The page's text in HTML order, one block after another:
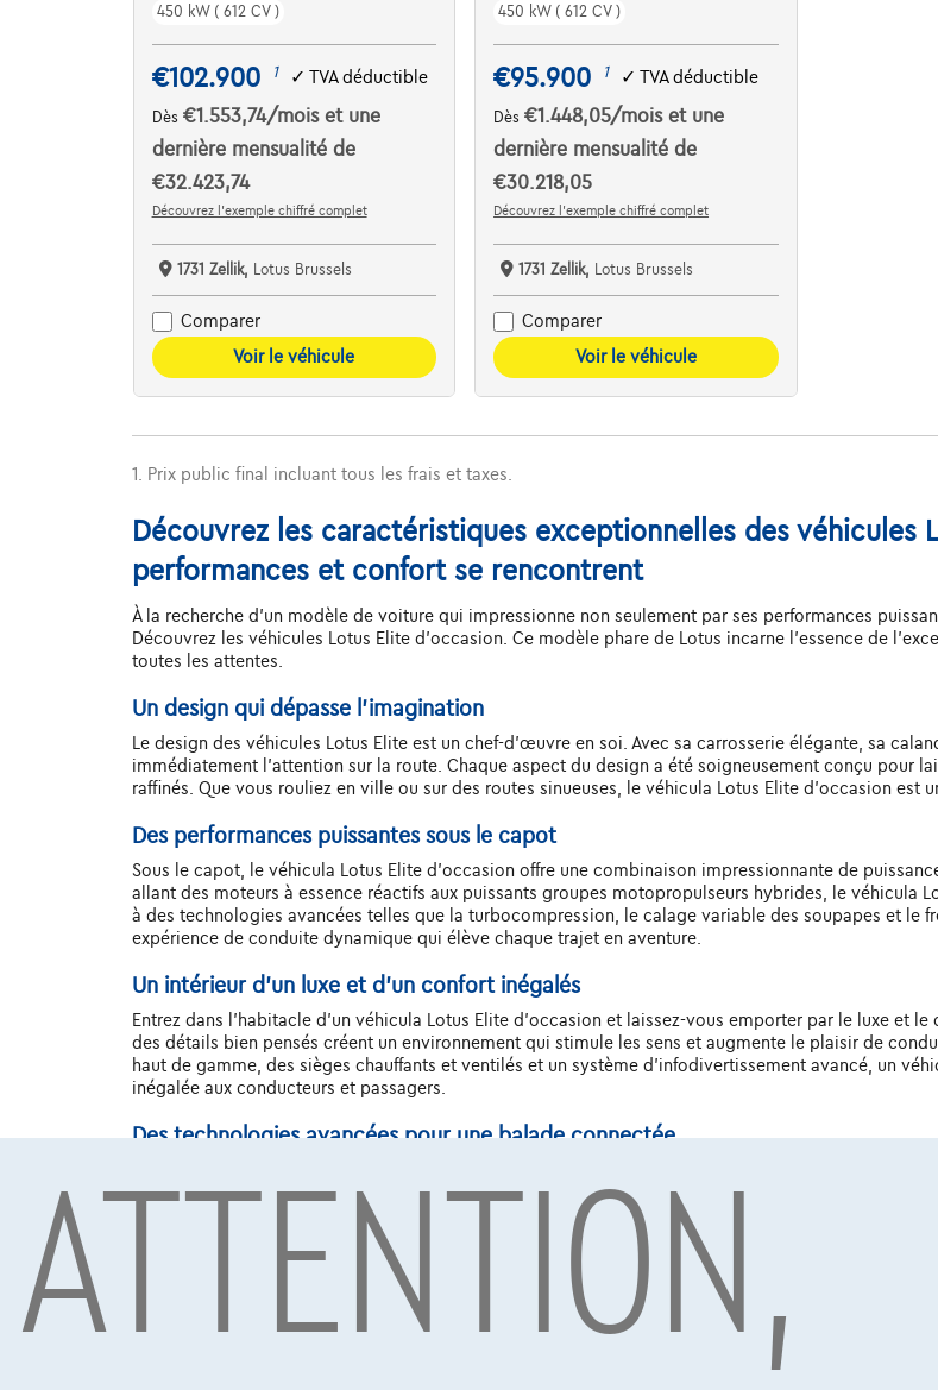
450 kW ( 612 CV )
€102.900 1 ✓ TVA déductible
Dès €1.553,74/mois et une
dernière mensualité de
€32.423,74
Découvrez l’exemple chiffré complet
1731 Zellik, Lotus Brussels
Comparer
Voir le véhicule
450 kW ( 612 CV )
€95.900 1 ✓TVA déductible
Dès€1.448,05/moiset une
dernière mensualité de
€30.218,05
Découvrez l’exemple chiffré complet
1731 Zellik, Lotus Brussels
Comparer
Voir le véhicule
1. Prix public final incluant tous les frais et taxes.
Découvrez les caractéristiques exceptionnelles des véhicules
performances et confort se rencontrent
À la recherche d'un modèle de voiture qui impressionne non seulement par ses performances
Découvrez les véhicules Lotus Elite d'occasion. Ce modèle phare de Lotus incarne l'essence de
toutes les attentes.
Un design qui dépasse l'imagination
Le design des véhicules Lotus Elite est un chef-d'œuvre en soi. Avec sa carrosserie élégante, sa
immédiatement l'attention sur la route. Chaque aspect du design a été soigneusement conçu pour
raffinés. Que vous rouliez en ville ou sur des routes sinueuses, le véhicula Lotus Elite d'occasion est
Des performances puissantes sous le capot
Sous le capot, le véhicula Lotus Elite d'occasion offre une combinaison impressionnante de
allant des moteurs à essence réactifs aux puissants groupes motopropulseurs hybrides, le véhicula
à des technologies avancées telles que la turbocompression, le calage variable des soupapes et le
expérience de conduite dynamique qui élève chaque trajet en aventure.
Un intérieur d’un luxe et d’un confort inégalés
Entrez dans l'habitacle d'un véhicula Lotus Elite d'occasion et laissez-vous emporter par le luxe et
des détails bien pensés créent un environnement qui stimule les sens et augmente le plaisir de
haut de gamme, des sièges chauffants et ventilés et un système d'infodivertissement avancé, un
inégalée aux conducteurs et passagers.
Des technologies avancées pour une balade connectée
systèmes intelligents d'aide à la conduite et des solutions de connectivité sur mesure, vous restez
développements révolutionnaires en matière de conduite autonome et d'électrification, un véhicula
La sécurité comme priorité
La sécurité passe toujours en premier avec un véhicula Lotus Elite d'occasion. Chaque véhicule est
avancées, notamment un régulateur de vitesse adaptatif, un freinage d'urgence automatique, un
avancés d'aide à la conduite et à des tests de collision innovants, le véhicula Lotus Elite
ATTENTION,